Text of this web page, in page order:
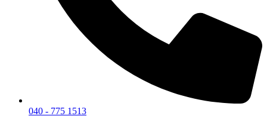
040 - 775 1513